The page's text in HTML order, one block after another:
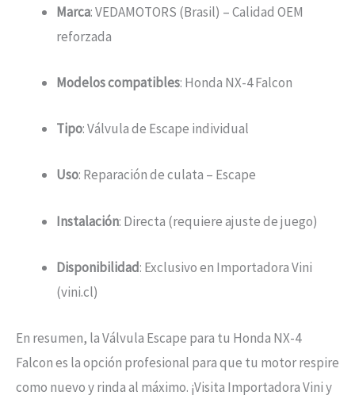
Marca: VEDAMOTORS (Brasil) – Calidad OEM
reforzada
Modelos compatibles: Honda NX-4 Falcon
Tipo: Válvula de Escape individual
Uso: Reparación de culata – Escape
Instalación: Directa (requiere ajuste de juego)
Disponibilidad: Exclusivo en Importadora Vini
(vini.cl)
En resumen, la Válvula Escape para tu Honda NX-4
Falcon es la opción profesional para que tu motor respire
como nuevo y rinda al máximo. ¡Visita Importadora Vini y